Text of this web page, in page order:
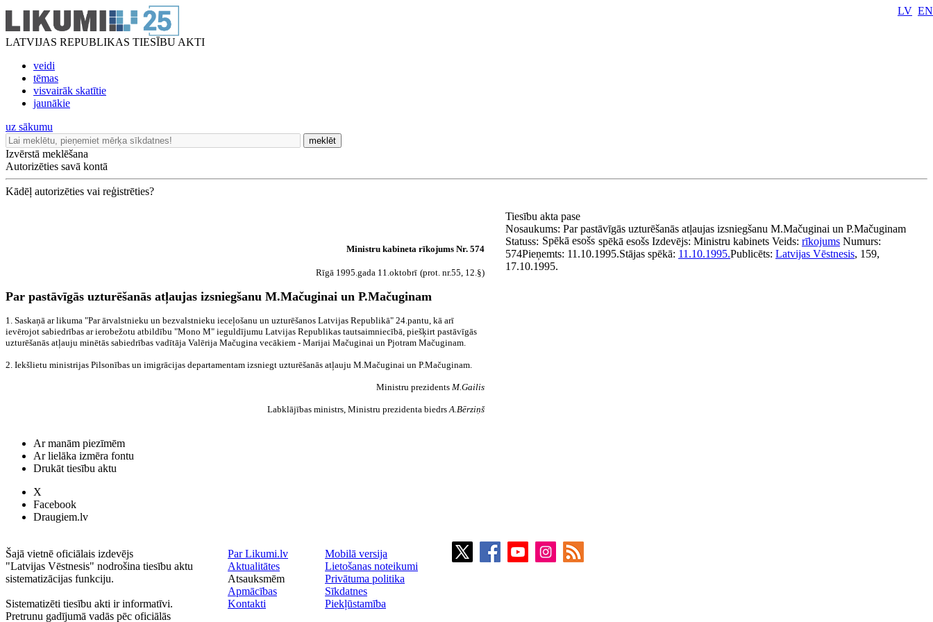
LATVIJAS REPUBLIKAS TIESĪBU AKTI
veidi
tēmas
visvairāk skatītie
jaunākie
LV EN
uz sākumu
meklēt
Izvērstā meklēšana
Autorizēties savā kontā
Kādēļ autorizēties vai reģistrēties?
Ministru kabineta rīkojums Nr. 574
Rīgā 1995.gada 11.oktobrī (prot. nr.55, 12.§)
Par pastāvīgās uzturēšanās atļaujas izsniegšanu M.Mačuginai un P.Mačuginam
1. Saskaņā ar likuma "Par ārvalstnieku un bezvalstnieku ieceļošanu un uzturēšanos Latvijas Republikā" 24.pantu, kā arī
ievērojot sabiedrības ar ierobežotu atbildību "Mono M" ieguldījumu Latvijas Republikas tautsaimniecībā, piešķirt pastāvīgās
uzturēšanās atļauju minētās sabiedrības vadītāja Valērija Mačugina vecākiem - Marijai Mačuginai un Pjotram Mačuginam.
2. Iekšlietu ministrijas Pilsonības un imigrācijas departamentam izsniegt uzturēšanās atļauju M.Mačuginai un P.Mačuginam.
Ministru prezidents M.Gailis
Labklājības ministrs, Ministru prezidenta biedrsA.Bērziņš
Tiesību akta pase
Nosaukums: Par pastāvīgās uzturēšanās atļaujas izsniegšanu M.Mačuginai un P.Mačuginam
Statuss: Spēkā esošs spēkā esošs Izdevējs: Ministru kabinets Veids: rīkojums Numurs:
574Pieņemts: 11.10.1995.Stājas spēkā: 11.10.1995.Publicēts: Latvijas Vēstnesis, 159,
17.10.1995.
Ar manām piezīmēm
Ar lielāka izmēra fontu
Drukāt tiesību aktu
X
Facebook
Draugiem.lv
Šajā vietnē oficiālais izdevējs
"Latvijas Vēstnesis" nodrošina tiesību aktu
sistematizācijas funkciju.
Sistematizēti tiesību akti ir informatīvi.
Pretrunu gadījumā vadās pēc oficiālās
Par Likumi.lv
Aktualitātes
Atsauksmēm
Apmācības
Kontakti
Mobilā versija
Lietošanas noteikumi
Privātuma politika
Sīkdatnes
Piekļūstamība